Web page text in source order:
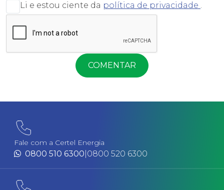
Li e estou ciente da política de privacidade .
COMENTAR
Fale com a Certel Energia
0800 510 6300 0800 520 6300